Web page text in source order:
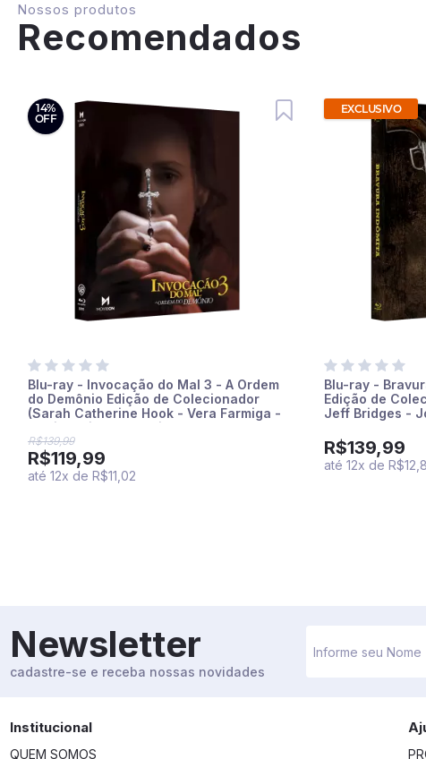
Nossos produtos
Recomendados
14%
OFF
Blu-ray - Invocação do Mal 3 - A Ordem
do Demônio Edição de Colecionador
(Sarah Catherine Hook - Vera Farmiga -
Patrick Wilson - Patrick Stewart)
R$139,99
R$119,99
até 12x de R$11,02
EXCLUSIVO
Blu-ray -
Edição de
Jeff Bridges -
R$139,99
até 12x de
Newsletter
cadastre-se e receba nossas novidades
Institucional
QUEM SOMOS